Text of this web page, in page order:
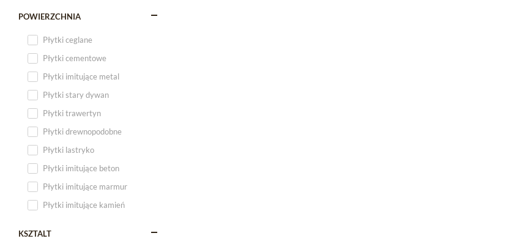
Płytki małe
POWIERZCHNIA
Płytki ceglane
Płytki cementowe
Płytki imitujące metal
Płytki stary dywan
Płytki trawertyn
Płytki drewnopodobne
Płytki lastryko
Płytki imitujące beton
Płytki imitujące marmur
Płytki imitujące kamień
KSZTALT